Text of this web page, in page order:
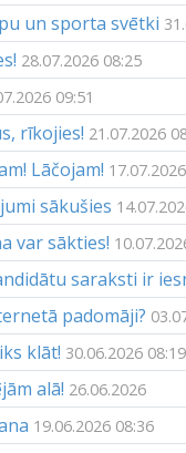
un sporta svētki
28.07.2026 08:25
09:51
rīkojies! 21.07.2026
Lāčojam!
sākušies
var sākties!
saraksti ir
padomāji?
klāt! 30.06.2026 08:19
alā! 26.06.2026
19.06.2026 08:36